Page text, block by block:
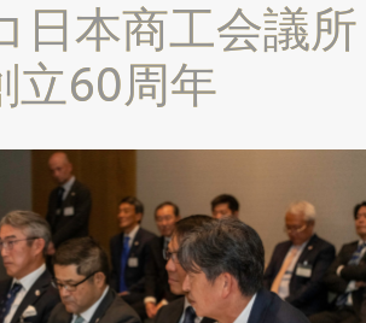
日本商工会議所
立60周年